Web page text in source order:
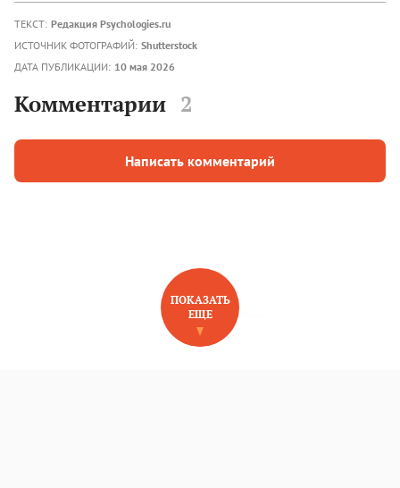
ТЕКСТ: Редакция Psychologies.ru
ИСТОЧНИК ФОТОГРАФИЙ: Shutterstock
ДАТА ПУБЛИКАЦИИ: 10 мая 2026
Комментарии 2
Написать комментарий
НОВОЕ НА САЙТЕ
ПОКАЗАТЬ
ЕЩЕ